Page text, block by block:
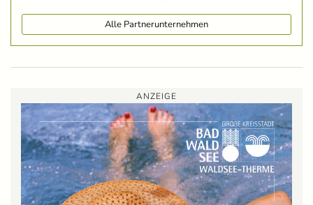
Alle Partnerunternehmen
ANZEIGE